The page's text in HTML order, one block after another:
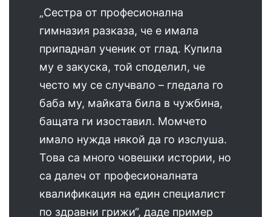
„Сестра от професионална
гимназия разказа, че е имала
припаднал ученик от глад. Купила
му е закуска, той споделил, че
често му се случвало – гледала го
баба му, майката била в чужбина,
бащата ги изоставил. Момчето
имало нужда някой да го изслуша.
Това са много човешки истории, но
са далеч от професионалната
квалификация на един специалист
по здравни грижи“, даде пример